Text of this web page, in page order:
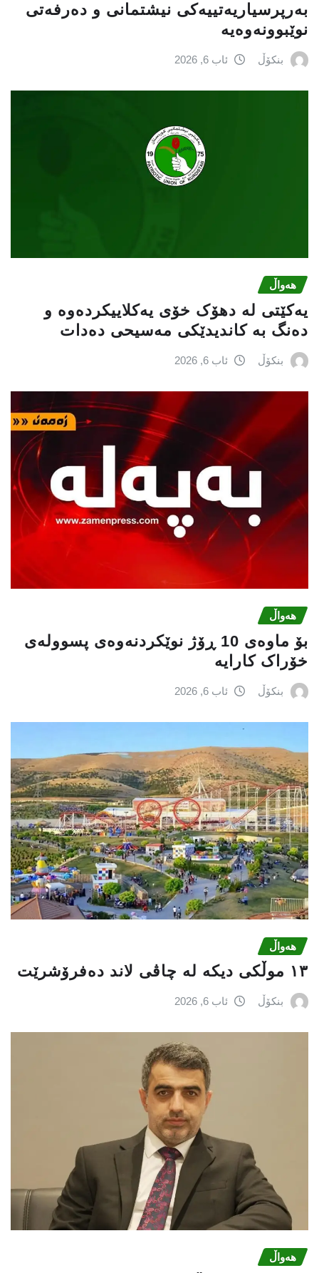
بەرپرسیاريه‌تییەکی نیشتمانى و دەرفەتی
نوێبوونەوەیە
بنکۆڵ ئاب 6, 2026
هەواڵ
یەکێتی لە دهۆک خۆی یەکلاییکردەوە و
دەنگ بە کاندیدێکی مەسیحی دەدات
بنکۆڵ ئاب 6, 2026
هەواڵ
بۆ ماوەی 10 ڕۆژ نوێکردنەوەی پسوولەی
خۆراک کارایە
بنکۆڵ ئاب 6, 2026
هەواڵ
١٣ موڵکی دیکە لە چاڤی لاند دەفرۆشرێت
بنکۆڵ ئاب 6, 2026
هەواڵ